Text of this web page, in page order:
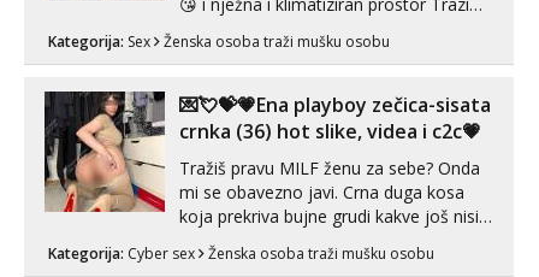
Pusenje i gutanje sperme Erotsko rublje
tijelu Iskljucivo neradim analni !!! I
neljubim se Wha...
Kategorija: Sex Ženska osoba traži mušku osobu
💌💘💝💗Ena playboy zečica-sisata
crnka (36) hot slike, videa i c2c💗
Tražiš pravu MILF ženu za sebe? Onda
mi se obavezno javi. Crna duga kosa
koja prekriva bujne grudi kakve još nisi
vidio, čista ŠESTICA! A usne? O usnama
bolje da ni ne pričam. Prave pune usne
Kategorija: Cyber sex Ženska osoba traži mušku osobu